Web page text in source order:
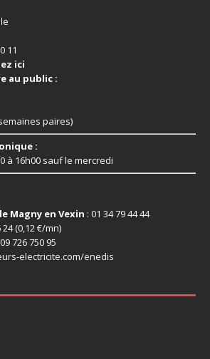
11
ici
au public :
paires)
:
à 16h00 sauf le mercredi
Magny en Vexin : 01 34 79 44 44
24 (0,12 €/mn)
726 750 95
electricite.com/enedis